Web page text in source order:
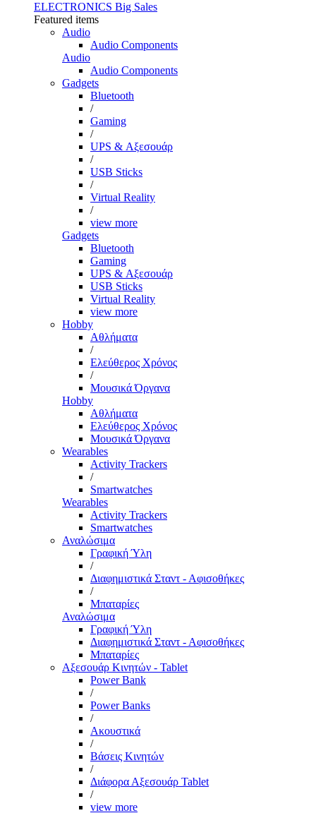
ELECTRONICS Big Sales
Featured items
Audio
Audio Components
Audio
Audio Components
Gadgets
Bluetooth
/
Gaming
/
UPS & Αξεσουάρ
/
USB Sticks
/
Virtual Reality
/
view more
Gadgets
Bluetooth
Gaming
UPS & Αξεσουάρ
USB Sticks
Virtual Reality
view more
Hobby
Αθλήματα
/
Ελεύθερος Χρόνος
/
Μουσικά Όργανα
Hobby
Αθλήματα
Ελεύθερος Χρόνος
Μουσικά Όργανα
Wearables
Activity Trackers
/
Smartwatches
Wearables
Activity Trackers
Smartwatches
Αναλώσιμα
Γραφική Ύλη
/
Διαφημιστικά Σταντ - Αφισοθήκες
/
Μπαταρίες
Αναλώσιμα
Γραφική Ύλη
Διαφημιστικά Σταντ - Αφισοθήκες
Μπαταρίες
Αξεσουάρ Κινητών - Tablet
Power Bank
/
Power Banks
/
Ακουστικά
/
Βάσεις Κινητών
/
Διάφορα Αξεσουάρ Tablet
/
view more